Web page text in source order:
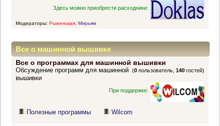
Здесь можно приобрести расходники:
Модераторы: Рыженькая, Мирьям
Все о машинной вышивке
Все о программах для машинной вышивки
(0 пользователь,140 гостей)
Обсуждение программ для машинной
вышивки
При поддержке:
Полезные программы Wilcom